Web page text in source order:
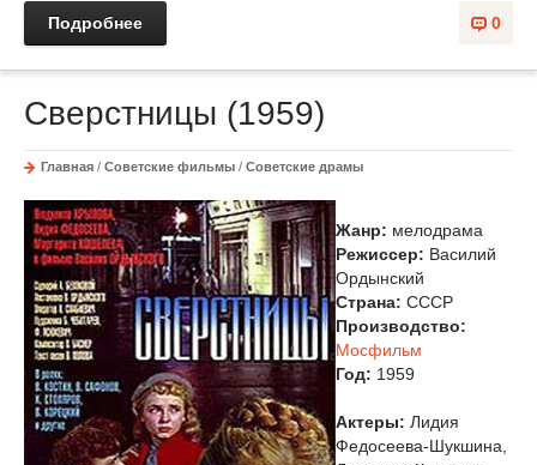
0
Подробнее
Сверстницы (1959)
Главная / Советские фильмы / Советские драмы
Жанр: мелодрама
Режиссер: Василий
Ордынский
Страна: СССР
Производство:
Мосфильм
Год: 1959
Актеры: Лидия
Федосеева-Шукшина,